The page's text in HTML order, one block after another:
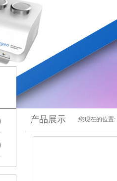
产品展示 您现在的位置: